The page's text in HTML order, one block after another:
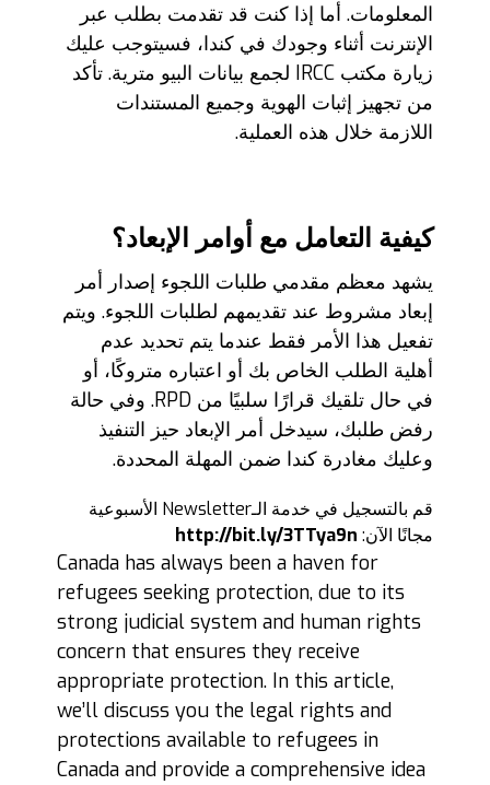
المعلومات. أما إذا كنت قد تقدمت بطلب عبر
الإنترنت أثناء وجودك في كندا، فسيتوجب عليك
زيارة مكتب IRCC لجمع بيانات البيو مترية. تأكد
من تجهيز إثبات الهوية وجميع المستندات
اللازمة خلال هذه العملية.
كيفية التعامل مع أوامر الإبعاد؟
يشهد معظم مقدمي طلبات اللجوء إصدار أمر
إبعاد مشروط عند تقديمهم لطلبات اللجوء. ويتم
تفعيل هذا الأمر فقط عندما يتم تحديد عدم
أهلية الطلب الخاص بك أو اعتباره متروكًا، أو
في حال تلقيك قرارًا سلبيًا من RPD. وفي حالة
رفض طلبك، سيدخل أمر الإبعاد حيز التنفيذ
وعليك مغادرة كندا ضمن المهلة المحددة.
قم بالتسجيل في خدمة الـNewsletter الأسبوعية
مجانًا الآن: http://bit.ly/3TTya9n
Canada has always been a haven for
refugees seeking protection, due to its
strong judicial system and human rights
concern that ensures they receive
appropriate protection. In this article,
we’ll discuss you the legal rights and
protections available to refugees in
Canada and provide a comprehensive idea